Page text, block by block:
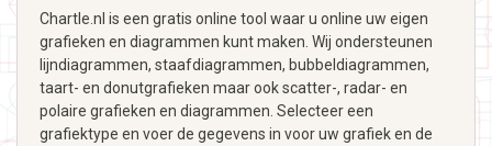
Chartle.nl is een gratis online tool waar u online uw eigen
grafieken en diagrammen kunt maken. Wij ondersteunen
lijndiagrammen, staafdiagrammen, bubbeldiagrammen,
taart- en donutgrafieken maar ook scatter-, radar- en
polaire grafieken en diagrammen. Selecteer een
grafiektype en voer de gegevens in voor uw grafiek en de